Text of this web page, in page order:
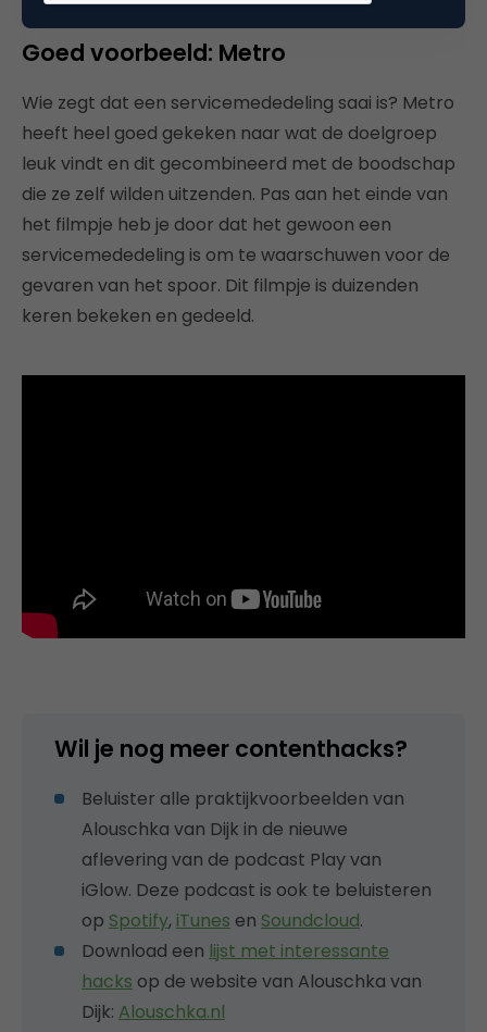
Goed voorbeeld: Metro
Wie zegt dat een servicemededeling saai is? Metro
heeft heel goed gekeken naar wat de doelgroep
leuk vindt en dit gecombineerd met de boodschap
die ze zelf wilden uitzenden. Pas aan het einde van
het filmpje heb je door dat het gewoon een
servicemededeling is om te waarschuwen voor de
gevaren van het spoor. Dit filmpje is duizenden
keren bekeken en gedeeld.
Wil je nog meer contenthacks?
Beluister alle praktijkvoorbeelden van
Alouschka van Dijk in de nieuwe
aflevering van de podcast Play van
iGlow. Deze podcast is ook te beluisteren
op Spotify, iTunes en Soundcloud.
Download een lijst met interessante
hacks op de website van Alouschka van
Dijk: Alouschka.nl